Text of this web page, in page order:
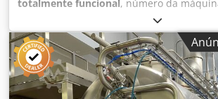
totalmente funcional, número da
, capacidade
539 kW (732,84 cv), tipo de corrente de
tipo de refrigeração:água, peso total:5
temperatura ambiente (máx.):46 °C,
ambiente (mín.):-20 °C, tensão de
3 barra , temperatura:7 °C, vazão